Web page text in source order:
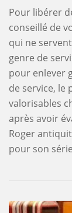
Pour libérer
conseillé de
qui ne
genre de
pour enlever
de service, le
valorisables
après avoir
Roger
pour son